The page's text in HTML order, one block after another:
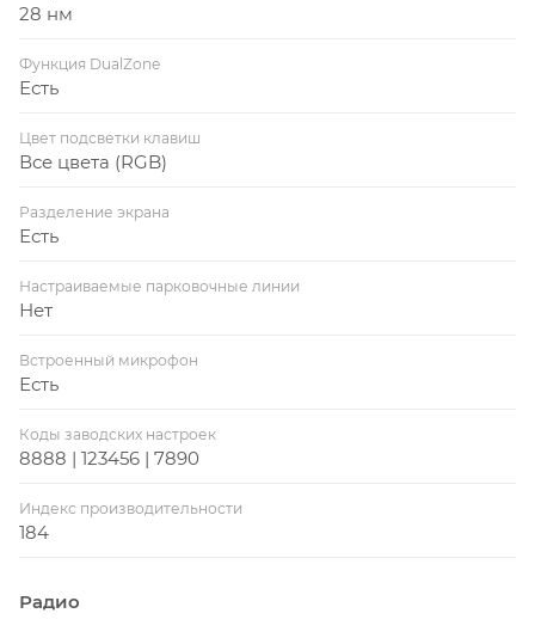
28 нм
Функция DualZone
Есть
Цвет подсветки клавиш
Все цвета (RGB)
Разделение экрана
Есть
Настраиваемые парковочные линии
Нет
Встроенный микрофон
Есть
Коды заводских настроек
8888 | 123456 | 7890
Индекс производительности
184
Радио